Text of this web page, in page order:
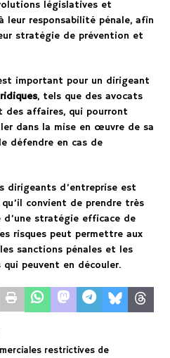
législatives et
leur responsabilité pénale, afin
stratégie de prévention et
important pour un dirigeant
, tels que des avocats
des affaires, qui pourront
dans la mise en œuvre de sa
défendre en cas de
dirigeants d’entreprise est
convient de prendre très
d’une stratégie efficace de
risques peut permettre aux
sanctions pénales et les
qui peuvent en découler.
restrictives de